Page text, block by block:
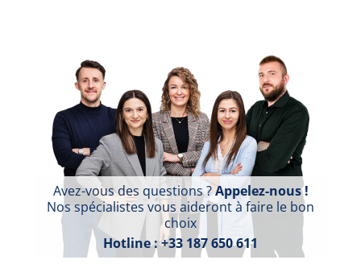
Avez-vous des questions ?Appelez-nous !
Nos spécialistes vous aideront à faire le bon
choix
Hotline :+33 187 650 611